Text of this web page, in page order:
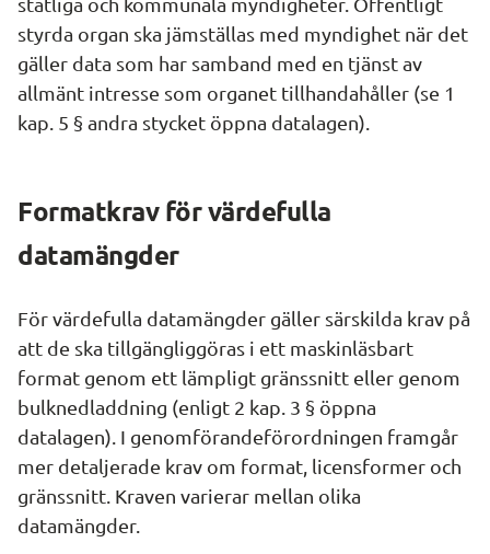
styrda organ ska jämställas med myndighet när det
gäller data som har samband med en tjänst av
allmänt intresse som organet tillhandahåller (se 1
kap. 5 § andra stycket öppna datalagen).
Formatkrav för värdefulla
datamängder
För värdefulla datamängder gäller särskilda krav på
att de ska tillgängliggöras i ett maskinläsbart
format genom ett lämpligt gränssnitt eller genom
bulknedladdning (enligt 2 kap. 3 § öppna
datalagen). I genomförandeförordningen framgår
mer detaljerade krav om format, licensformer och
gränssnitt. Kraven varierar mellan olika
datamängder.